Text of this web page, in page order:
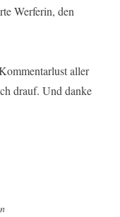
Werferin, den
aller
drauf. Und danke